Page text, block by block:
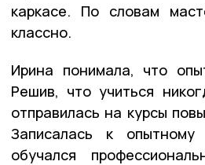
каркасе. По словам
классно.
Ирина понимала, что
Решив, что учиться
отправилась на курсы
Записалась к опытному
обучался